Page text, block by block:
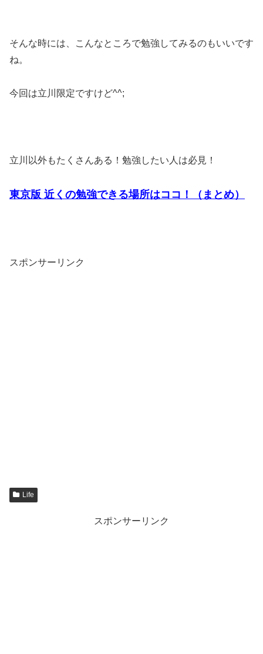
そんな時には、こんなところで勉強してみるのもいいです
ね。
今回は立川限定ですけど^^;
立川以外もたくさんある！勉強したい人は必見！
東京版 近くの勉強できる場所はココ！（まとめ）
スポンサーリンク
Life
スポンサーリンク